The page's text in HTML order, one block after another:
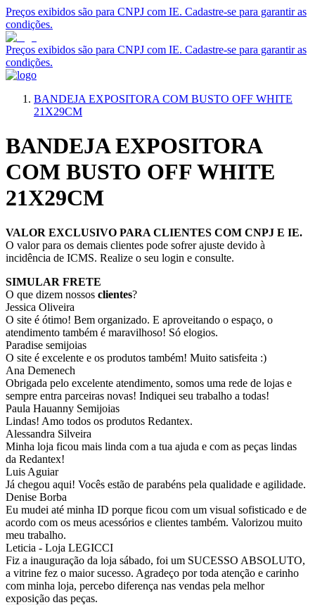
Preços exibidos são para CNPJ com IE. Cadastre-se para garantir as
condições.
Preços exibidos são para CNPJ com IE. Cadastre-se para garantir as
condições.
BANDEJA EXPOSITORA COM BUSTO OFF WHITE
21X29CM
BANDEJA EXPOSITORA
COM BUSTO OFF WHITE
21X29CM
VALOR EXCLUSIVO PARA CLIENTES COM CNPJ E IE.
O valor para os demais clientes pode sofrer ajuste devido à
incidência de ICMS. Realize o seu login e consulte.
SIMULAR FRETE
O que dizem nossos clientes?
Jessica Oliveira
O site é ótimo! Bem organizado. E aproveitando o espaço, o
atendimento também é maravilhoso! Só elogios.
Paradise semijoias
O site é excelente e os produtos também! Muito satisfeita :)
Ana Demenech
Obrigada pelo excelente atendimento, somos uma rede de lojas e
sempre entra parceiras novas! Indiquei seu trabalho a todas!
Paula Hauanny Semijoias
Lindas! Amo todos os produtos Redantex.
Alessandra Silveira
Minha loja ficou mais linda com a tua ajuda e com as peças lindas
da Redantex!
Luis Aguiar
Já chegou aqui! Vocês estão de parabéns pela qualidade e agilidade.
Denise Borba
Eu mudei até minha ID porque ficou com um visual sofisticado e de
acordo com os meus acessórios e clientes também. Valorizou muito
meu trabalho.
Leticia - Loja LEGICCI
Fiz a inauguração da loja sábado, foi um SUCESSO ABSOLUTO,
a vitrine fez o maior sucesso. Agradeço por toda atenção e carinho
com minha loja, percebo diferença nas vendas pela melhor
exposição das peças.